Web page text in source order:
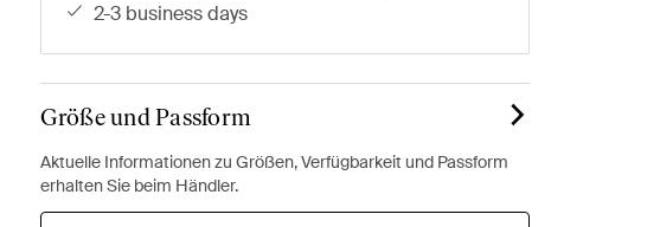
2-3 business days
Größe und Passform
Aktuelle Informationen zu Größen, Verfügbarkeit und Passform
erhalten Sie beim Händler.